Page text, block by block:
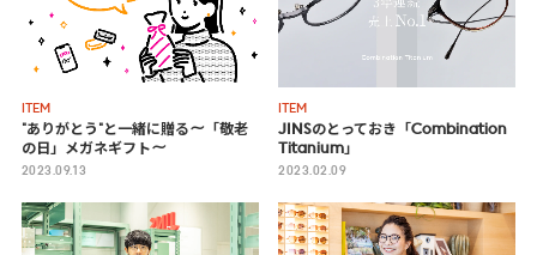
ITEM
"ありがとう"と一緒に贈る〜「敬老
の日」メガネギフト〜
2023.09.13
ITEM
JINSのとっておき「Combination
Titanium」
2023.02.09